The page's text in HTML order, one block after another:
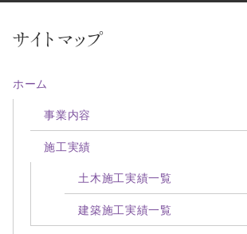
サイトマップ
ホーム
事業内容
施工実績
土木施工実績一覧
建築施工実績一覧